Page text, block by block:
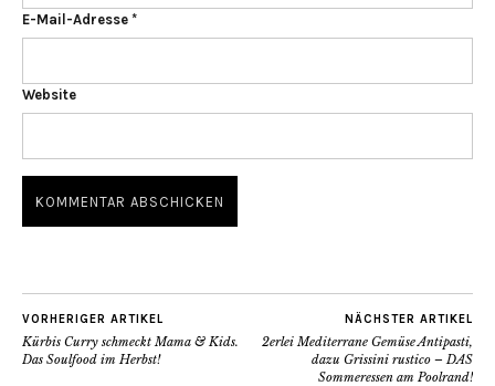
E-Mail-Adresse *
Website
VORHERIGER ARTIKEL
Kürbis Curry schmeckt Mama & Kids.
Das Soulfood im Herbst!
NÄCHSTER ARTIKEL
2erlei Mediterrane Gemüse Antipasti,
dazu Grissini rustico – DAS
Sommeressen am Poolrand!